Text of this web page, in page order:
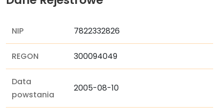
NIP 7822332826
REGON 300094049
Data
powstania
2005-08-10